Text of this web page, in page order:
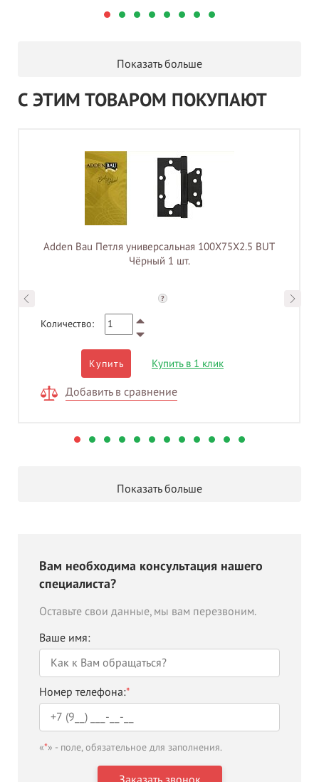
Показать больше
С ЭТИМ ТОВАРОМ ПОКУПАЮТ
Adden Bau Петля универсальная 100X75X2.5 BUT
Чёрный 1 шт.
?
Количество:
Купить Купить в 1 клик
Добавить в сравнение
Показать больше
Вам необходима консультация нашего
специалиста?
Оставьте свои данные, мы вам перезвоним.
Ваше имя:
Номер телефона:*
«*» - поле, обязательное для заполнения.